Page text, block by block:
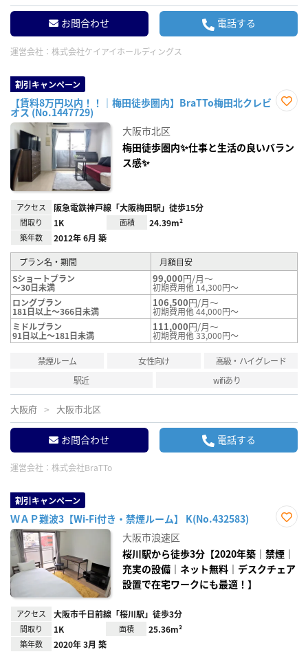
お問合わせ 電話する
運営会社： 株式会社ケイアイホールディングス
割引キャンペーン
【賃料8万円以内！！｜梅田徒歩圏内】BraTTo梅田北クレビ
オス (No.1447729)
録
大阪市北区
梅田徒歩圏内✨仕事と生活の良いバラン
ス感✨
アクセス 阪急電鉄神戸線「大阪梅田駅」徒歩15分
間取り 1K 面積 24.39m²
築年数 2012年 6月 築
プラン名・期間
月額目安
Sショートプラン
～30日未満
99,000円/月～
初期費用他 14,300円～
ロングプラン
181日以上～366日未満
106,500円/月～
初期費用他 44,000円～
ミドルプラン
91日以上～181日未満
111,000円/月～
初期費用他 33,000円～
禁煙ルーム 女性向け
高級・ハイグレード
駅近
wifiあり
大阪府 大阪市北区
お問合わせ 電話する
運営会社： 株式会社BraTTo
割引キャンペーン
ＷＡＰ難波3【Wi-Fi付き・禁煙ルーム】 K(No.432583)
り登
録
大阪市浪速区
桜川駅から徒歩3分【2020年築｜禁煙｜
充実の設備｜ネット無料｜デスクチェア
設置で在宅ワークにも最適！】
アクセス 大阪市千日前線「桜川駅」徒歩3分
間取り 1K 面積 25.36m²
築年数 2020年 3月 築